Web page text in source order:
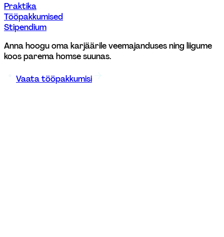
Praktika
Tööpakkumised
Stipendium
Anna hoogu oma karjäärile veemajanduses ning liigume
koos parema homse suunas.
Vaata tööpakkumisi